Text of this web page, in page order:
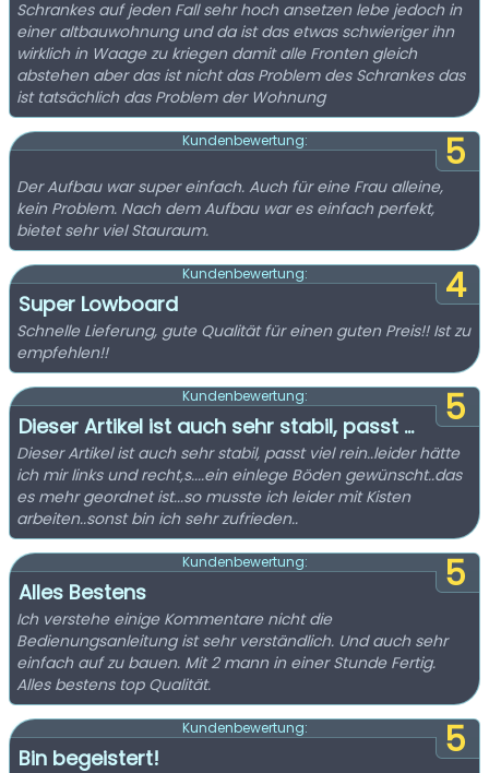
Schrankes auf jeden Fall sehr hoch ansetzen lebe jedoch in
einer altbauwohnung und da ist das etwas schwieriger ihn
wirklich in Waage zu kriegen damit alle Fronten gleich
abstehen aber das ist nicht das Problem des Schrankes das
ist tatsächlich das Problem der Wohnung
5
Kundenbewertung:
Der Aufbau war super einfach. Auch für eine Frau alleine,
kein Problem. Nach dem Aufbau war es einfach perfekt,
bietet sehr viel Stauraum.
4
Kundenbewertung:
Super Lowboard
Schnelle Lieferung, gute Qualität für einen guten Preis!! Ist zu
empfehlen!!
5
Kundenbewertung:
Dieser Artikel ist auch sehr stabil, passt ...
Dieser Artikel ist auch sehr stabil, passt viel rein..leider hätte
ich mir links und recht,s....ein einlege Böden gewünscht..das
es mehr geordnet ist...so musste ich leider mit Kisten
arbeiten..sonst bin ich sehr zufrieden..
5
Kundenbewertung:
Alles Bestens
Ich verstehe einige Kommentare nicht die
Bedienungsanleitung ist sehr verständlich. Und auch sehr
einfach auf zu bauen. Mit 2 mann in einer Stunde Fertig.
Alles bestens top Qualität.
5
Kundenbewertung:
Bin begeistert!